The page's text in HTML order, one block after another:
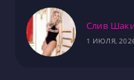
Слив
1 ИЮЛЯ,